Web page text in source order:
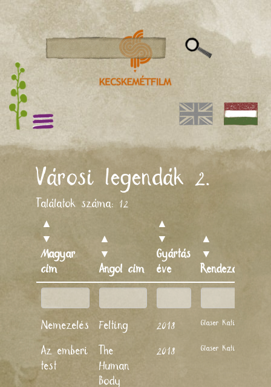
Városi legendák 2.
Találatok száma: 12
▲
▼
Magyar
cím
▲
▼
Angol cím
▲
▼
Gyártás
éve
▲
▼
Rendező
Nemezelés Felting 2018 Glaser Kati
Az emberi
test
The
Human
Body
2018 Glaser Kati